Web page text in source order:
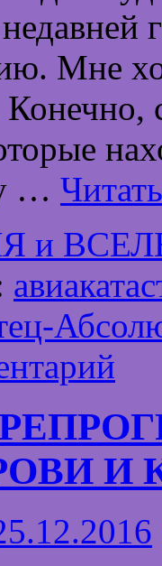
Мне
…
и
И